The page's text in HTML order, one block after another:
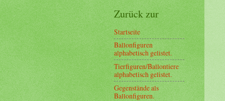
Zurück zur
Startseite
Ballonfiguren
alphabetisch gelistet.
Tierfiguren/Ballontiere
alphabetisch gelistet.
Gegenstände als
Ballonfiguren.